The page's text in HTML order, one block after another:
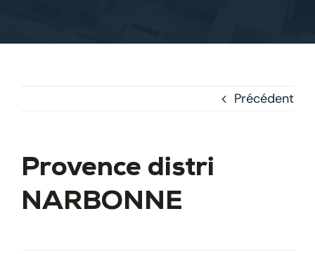
Précédent
Provence distri
NARBONNE